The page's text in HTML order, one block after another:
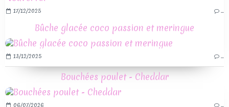
17/12/2025 …
Bûche glacée coco passion et meringue
13/12/2025 …
Bouchées poulet - Cheddar
06/07/2026 …